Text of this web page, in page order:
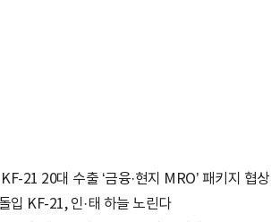
21 20대 수출 ‘금융·현지 MRO’ 패키지 협상
입 KF-21, 인·태 하늘 노린다